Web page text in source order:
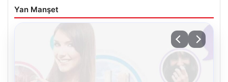
Yan Manşet